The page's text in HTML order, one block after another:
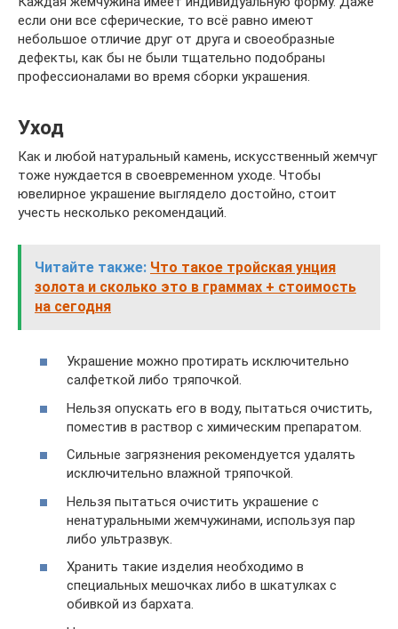
если они все сферические, то всё равно имеют
небольшое отличие друг от друга и своеобразные
дефекты, как бы не были тщательно подобраны
профессионалами во время сборки украшения.
Уход
Как и любой натуральный камень, искусственный жемчуг
тоже нуждается в своевременном уходе. Чтобы
ювелирное украшение выглядело достойно, стоит
учесть несколько рекомендаций.
Читайте также: Что такое тройская унция
золота и сколько это в граммах + стоимость
на сегодня
Украшение можно протирать исключительно
салфеткой либо тряпочкой.
Нельзя опускать его в воду, пытаться очистить,
поместив в раствор с химическим препаратом.
Сильные загрязнения рекомендуется удалять
исключительно влажной тряпочкой.
Нельзя пытаться очистить украшение с
ненатуральными жемчужинами, используя пар
либо ультразвук.
Хранить такие изделия необходимо в
специальных мешочках либо в шкатулках с
обивкой из бархата.